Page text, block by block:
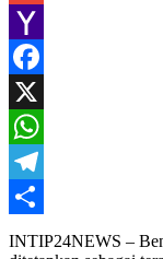
Gmail
Yahoo
Mail
Facebook
X
WhatsApp
Telegram
Share
INTIP24NEWS –